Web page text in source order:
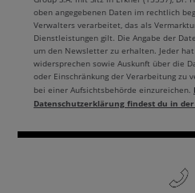
oben angegebenen Daten im rechtlich
Verwalters verarbeitet, das als
Dienstleistungen gilt. Die Angabe der
um den Newsletter zu erhalten. Jeder
widersprechen sowie Auskunft über die
oder Einschränkung der Verarbeitung zu
bei einer Aufsichtsbehörde einzureichen.
Datenschutzerklärung findest du in